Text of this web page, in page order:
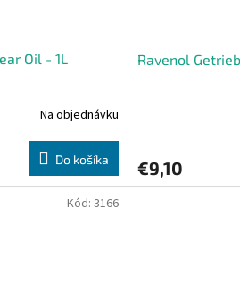
Oil - 1L
Na objednávku
Do košíka
Ravenol
€9,10
Kód: 3166